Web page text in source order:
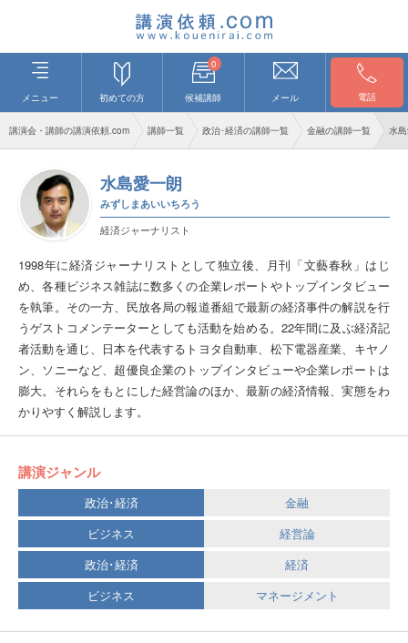
メニュー 初めての方
0
候補講師 メール 電話
講演会・講師の講演依頼.com 講師一覧 政治･経済の講師一覧 金融の講師一覧 水
水島愛一朗
みずしまあいいちろう
経済ジャーナリスト
1998年に経済ジャーナリストとして独立後、月刊「文藝春秋」はじ
め、各種ビジネス雑誌に数多くの企業レポートやトップインタビュー
を執筆。その一方、民放各局の報道番組で最新の経済事件の解説を行
うゲストコメンテーターとしても活動を始める。22年間に及ぶ経済記
者活動を通じ、日本を代表するトヨタ自動車、松下電器産業、キヤノ
ン、ソニーなど、超優良企業のトップインタビューや企業レポートは
膨大。それらをもとにした経営論のほか、最新の経済情報、実態をわ
かりやすく解説します。
講演ジャンル
政治･経済
金融
ビジネス
経営論
政治･経済
経済
ビジネス
マネージメント